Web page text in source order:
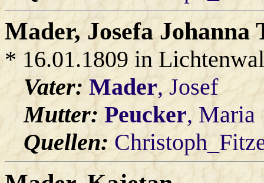
Mader, Josefa Johanna
* 16.01.1809 in
Vater:Mader, Josef
Mutter:Peucker, Maria
Quellen: